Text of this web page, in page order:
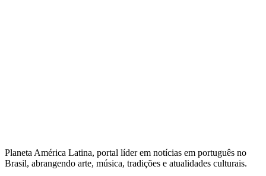
Planeta América Latina, portal líder em notícias em português no
Brasil, abrangendo arte, música, tradições e atualidades culturais.